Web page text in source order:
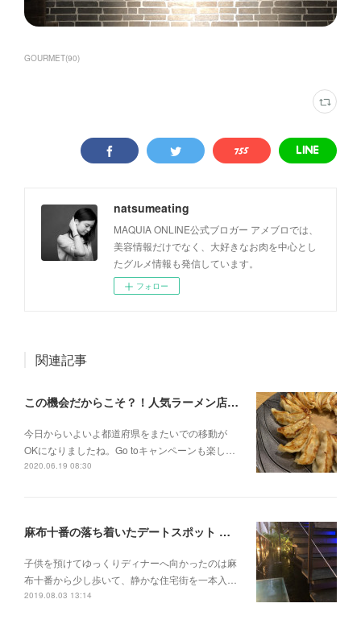
GOURMET(90)
natsumeating
MAQUIA ONLINE公式ブロガー アメブロでは、
美容情報だけでなく、大好きなお肉を中心とし
たグルメ情報も発信しています。
フォロー
関連記事
この機会だからこそ？！人気ラーメン店のお取り寄せ
今日からいよいよ都道府県をまたいでの移動が
OKになりましたね。Go toキャンペーンも楽し…
2020.06.19 08:30
麻布十番の落ち着いたデートスポット 【Courage＠麻布十番】
子供を預けてゆっくりディナーへ向かったのは麻
布十番から少し歩いて、静かな住宅街を一本入…
2019.08.03 13:14